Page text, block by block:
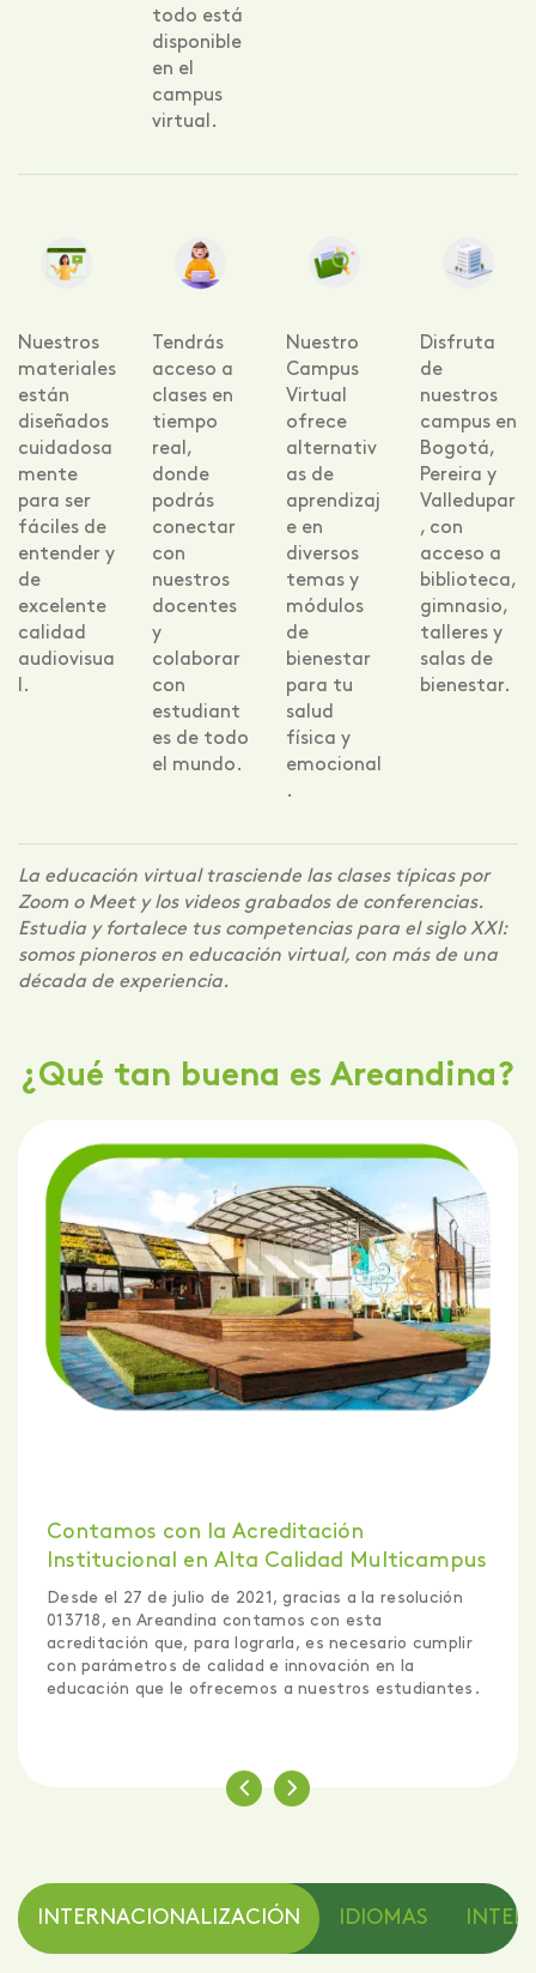
todo está
disponible
en el
campus
virtual.
Nuestros
materiales
están
diseñados
cuidadosa
mente
para ser
fáciles de
entender y
de
excelente
calidad
audiovisua
l.
Tendrás
acceso a
clases en
tiempo
real,
donde
podrás
conectar
con
nuestros
docentes
y
colaborar
con
estudiant
es de todo
el mundo.
Nuestro
Campus
Virtual
ofrece
alternativ
as de
aprendizaj
e en
diversos
temas y
módulos
de
bienestar
para tu
salud
física y
emocional
.
Disfruta
de
nuestros
campus en
Bogotá,
Pereira y
Valledupar
, con
acceso a
biblioteca,
gimnasio,
talleres y
salas de
bienestar.
La educación virtual trasciende las clases típicas por
Zoom o Meet y los videos grabados de conferencias.
Estudia y fortalece tus competencias para el siglo XXI:
somos pioneros en educación virtual, con más de una
década de experiencia.
¿Qué tan buena es Areandina?
Otro punto muy importante que debes tener en
cuenta cuando hablamos deAreandina, es que
contamos con la Certificación Internacional QS Stars
que evalúa los siguientes aspectos como:
Enseñanza.
Desarrollo académico.
Empleabilidad.
INTERNACIONALIZACIÓN IDIOMAS